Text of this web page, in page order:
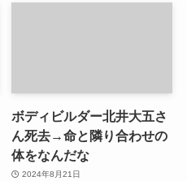
ボディビルダー北井大五さ
ん死去→命と隣り合わせの
体をなんだな
2024年8月21日